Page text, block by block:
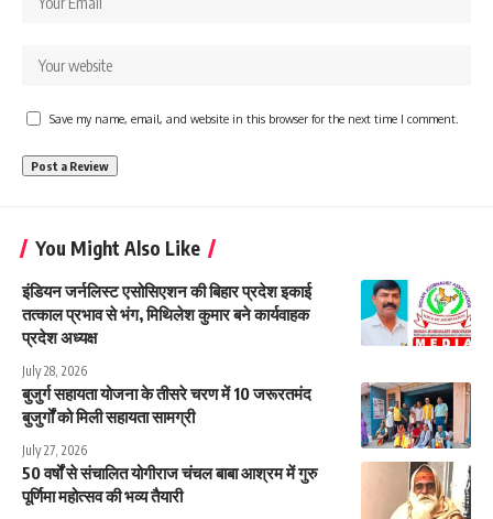
Save my name, email, and website in this browser for the next time I comment.
You Might Also Like
इंडियन जर्नलिस्ट एसोसिएशन की बिहार प्रदेश इकाई
तत्काल प्रभाव से भंग, मिथिलेश कुमार बने कार्यवाहक
प्रदेश अध्यक्ष
July 28, 2026
बुजुर्ग सहायता योजना के तीसरे चरण में 10 जरूरतमंद
बुजुर्गों को मिली सहायता सामग्री
July 27, 2026
50 वर्षों से संचालित योगीराज चंचल बाबा आश्रम में गुरु
पूर्णिमा महोत्सव की भव्य तैयारी